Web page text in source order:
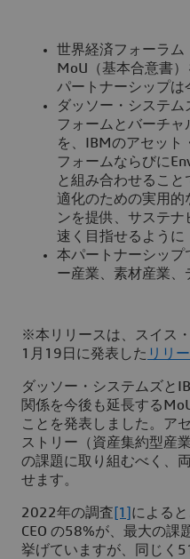
世界経済フォーラム
MoU（基本合意書
パートナーシップは
ダッソー・システム
フォームとバーチ
を、IBMのアセット
フォームならびに
と組み合わせるこ
適化のための実用的
ンを提供、サステナ
速く目指せるように
本パートナーシップ
ー産業、素材産業、
※本リリースは、スイス
1月19日に発表した リリ
ダッソー・システムズと
関係を今後も延長する
ことを発表しました。ア
ストリー（資産集約型産
の課題に取り組むべく、
せます。
2022年の調査 [1] による
CEO の58%が、最大の課
挙げていますが、同じく